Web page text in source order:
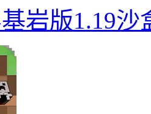
岩版1.19沙